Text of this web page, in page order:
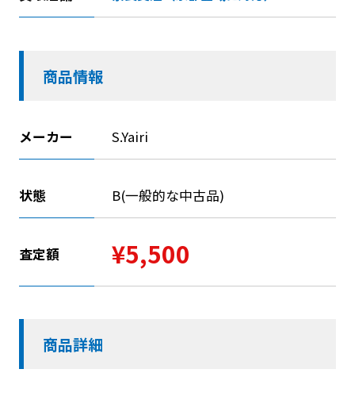
商品情報
メーカー S.Yairi
状態 B(一般的な中古品)
査定額 ¥5,500
商品詳細